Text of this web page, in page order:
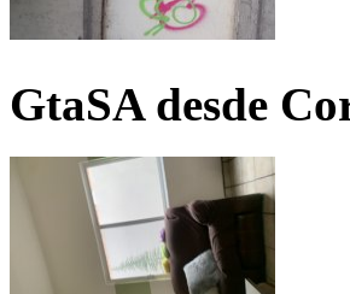
GtaSA desde